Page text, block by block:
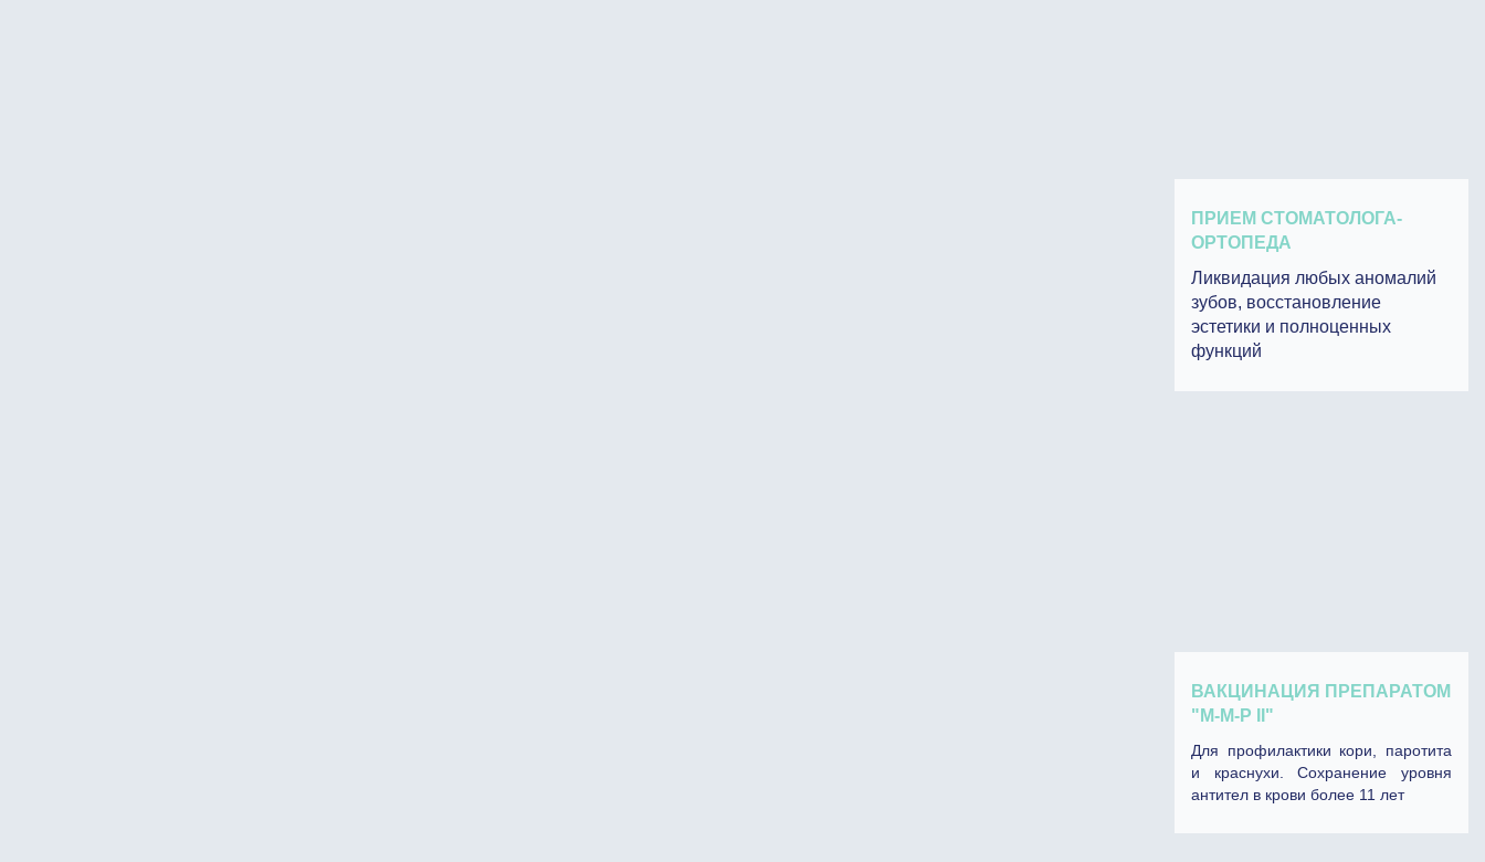
ПРИЕМ СТОМАТОЛОГА-
ОРТОПЕДА
Ликвидация любых аномалий
зубов, восстановление
эстетики и полноценных
функций
ВАКЦИНАЦИЯ ПРЕПАРАТОМ
"М-М-P II"
Для профилактики кори, паротита
и краснухи. Сохранение уровня
антител в крови более 11 лет